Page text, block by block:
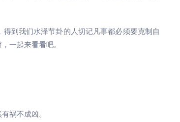
到我们水泽节卦的人切记凡事都必须要克制自
一起来看看吧。
祸不成凶。